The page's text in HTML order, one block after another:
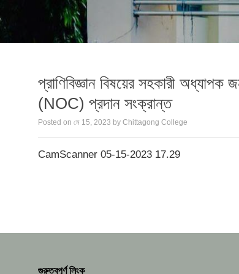
প্রাণিবিজ্ঞান বিষয়ের সহকারী
(NOC) প্রদান সংক্রান্ত
Posted on মে 15, 2023 by Chittagong College
CamScanner 05-15-2023 17.29
গুরুত্বপূর্ণ লিংক